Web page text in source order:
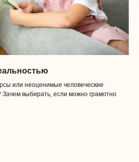
или неоценимые человеческие
выбирать, если можно грамотно